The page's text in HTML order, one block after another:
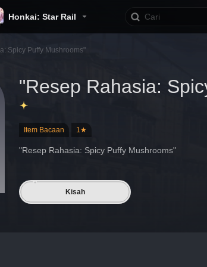
Honkai: Star Rail
Spicy Puffy Mushrooms"
"Resep Rahasia:
Item Bacaan 1★
"Resep Rahasia: Spicy Puffy Mushrooms"
Kisah